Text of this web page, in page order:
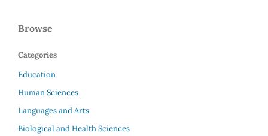
Browse
Categories
Education
Human Sciences
Languages and Arts
Biological and Health Sciences